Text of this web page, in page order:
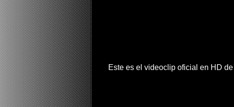
Este es el videoclip oficial en HD de